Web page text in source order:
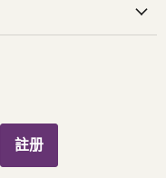
註册